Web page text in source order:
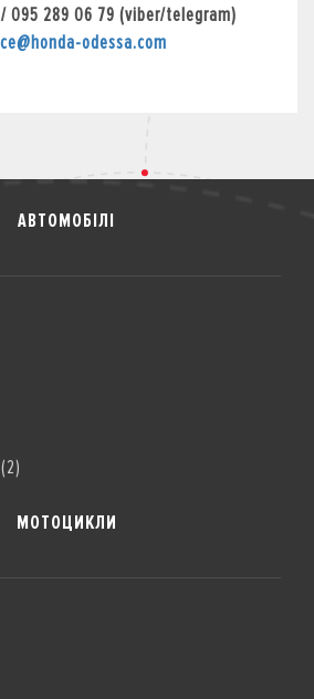
095 289 06 79 (viber/telegram)
odessa.com
АВТОМОБІЛІ
МОТОЦИКЛИ